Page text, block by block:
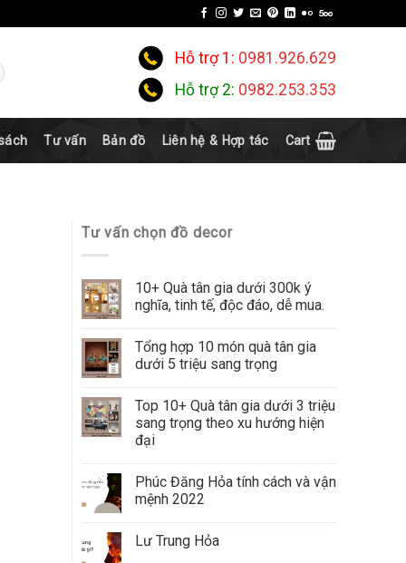
Hỗ trợ 1: 0981.926.629
Hỗ trợ 2: 0982.253.353
Tư vấn Bản đồ Liên hệ & Hợp tác Cart
Tư vấn chọn đồ decor
10+ Quà tân gia dưới 300k ý
nghĩa, tinh tế, độc đáo, dễ mua.
Tổng hợp 10 món quà tân gia
dưới 5 triệu sang trọng
Top 10+ Quà tân gia dưới 3 triệu
sang trọng theo xu hướng hiện
đại
Phúc Đăng Hỏa tính cách và vận
mệnh 2022
Lư Trung Hỏa